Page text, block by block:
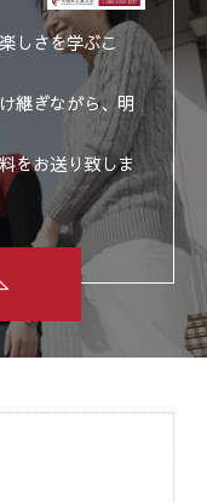
しさを学ぶこ
継ぎながら、明
をお送り致しま